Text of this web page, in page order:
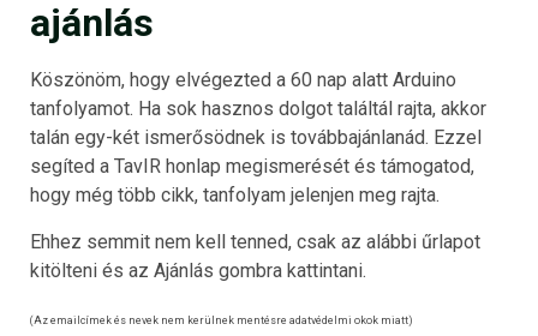
ajánlás
Köszönöm, hogy elvégezted a 60 nap alatt Arduino
tanfolyamot. Ha sok hasznos dolgot találtál rajta, akkor
talán egy-két ismerősödnek is továbbajánlanád. Ezzel
segíted a TavIR honlap megismerését és támogatod,
hogy még több cikk, tanfolyam jelenjen meg rajta.
Ehhez semmit nem kell tenned, csak az alábbi űrlapot
kitölteni és az Ajánlás gombra kattintani.
(Az emailcímek és nevek nem kerülnek mentésre adatvédelmi okok miatt)